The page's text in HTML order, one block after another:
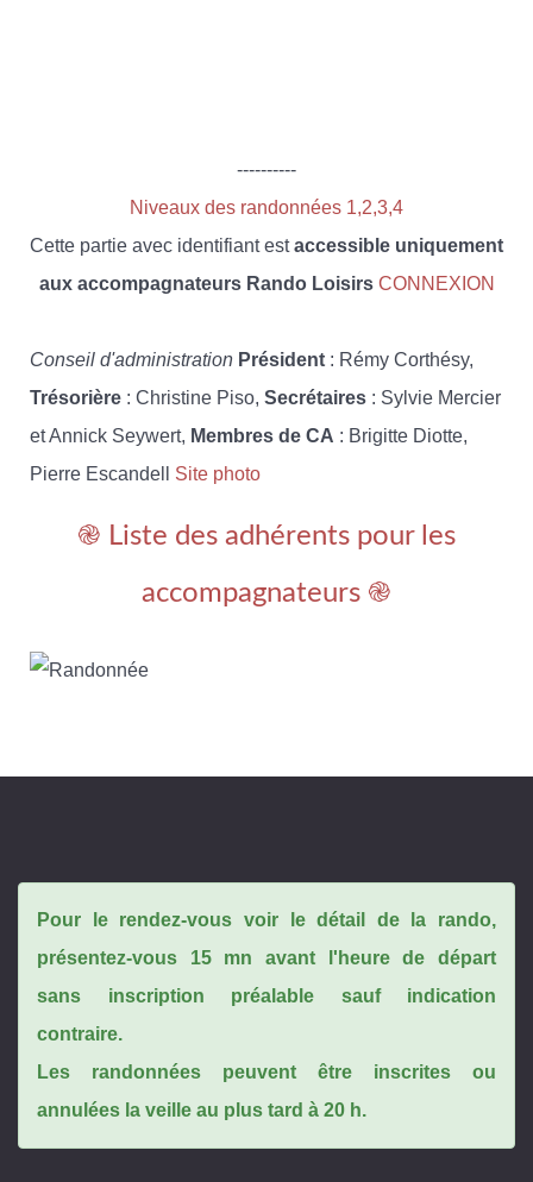
----------
Niveaux des randonnées 1,2,3,4
Cette partie avec identifiant estaccessible uniquement
aux accompagnateurs Rando Loisirs CONNEXION
Conseil d'administration Président : Rémy Corthésy,
Trésorière : Christine Piso, Secrétaires : Sylvie Mercier
et Annick Seywert, Membres de CA : Brigitte Diotte,
Pierre Escandell Site photo
֎ Liste des adhérents pour les
accompagnateurs ֎
Pour le rendez-vous voir le détail de la rando,
présentez-vous 15 mn avant l'heure de départ
sans inscription préalable sauf indication
contraire.
Les randonnées peuvent être inscrites ou
annulées la veille au plus tard à 20 h.